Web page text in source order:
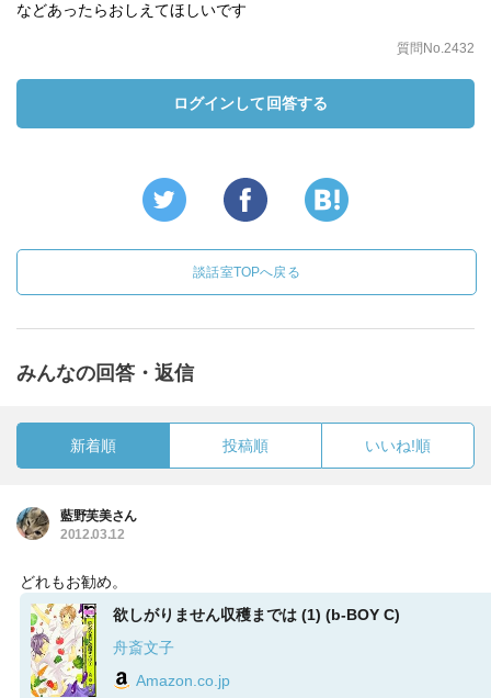
などあったらおしえてほしいです
質問No.2432
ログインして回答する
談話室TOPへ戻る
みんなの回答・返信
新着順 投稿順 いいね!順
藍野芙美さん
2012.03.12
どれもお勧め。
欲しがりません収穫までは (1) (b-BOY C)
舟斎文子
Amazon.co.jp